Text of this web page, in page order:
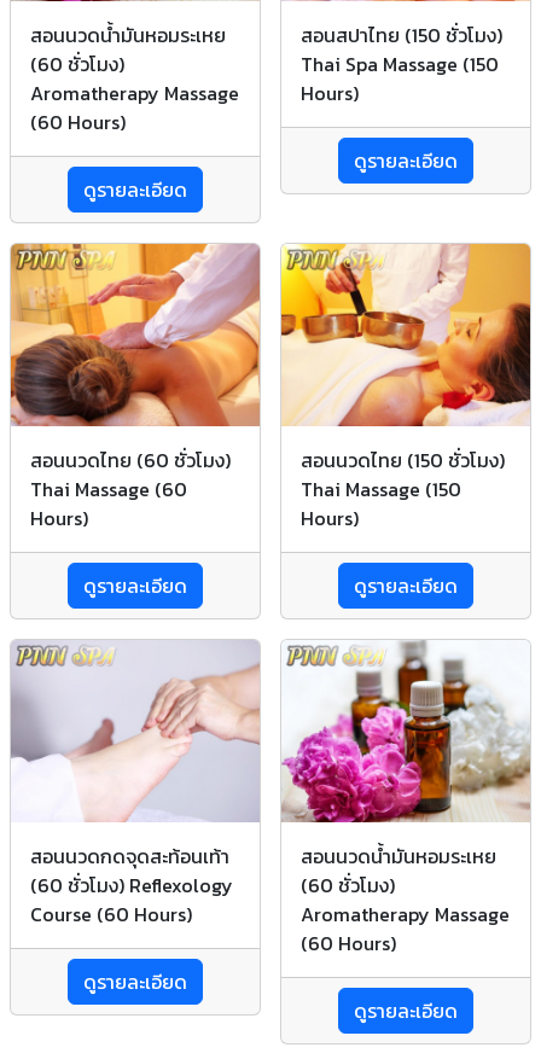
สอนนวดน้ำมันหอมระเหย
(60 ชั่วโมง)
Aromatherapy Massage
(60 Hours)
ดูรายละเอียด
สอนสปาไทย (150 ชั่วโมง)
Thai Spa Massage (150
Hours)
ดูรายละเอียด
สอนนวดไทย (60 ชั่วโมง)
Thai Massage (60
Hours)
ดูรายละเอียด
สอนนวดไทย (150 ชั่วโมง)
Thai Massage (150
Hours)
ดูรายละเอียด
สอนนวดกดจุดสะท้อนเท้า
(60 ชั่วโมง) Reflexology
Course (60 Hours)
ดูรายละเอียด
สอนนวดน้ำมันหอมระเหย
(60 ชั่วโมง)
Aromatherapy Massage
(60 Hours)
ดูรายละเอียด